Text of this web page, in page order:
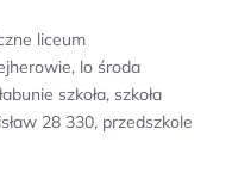
liceum
lo środa
szkoła, szkoła
28 330, przedszkole